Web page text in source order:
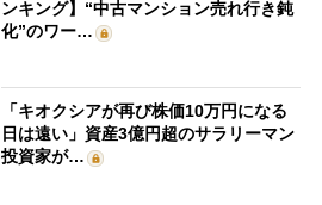
ンキング】“中古マンション売れ行き鈍
化”のワー…
「キオクシアが再び株価10万円になる
日は遠い」資産3億円超のサラリーマン
投資家が…